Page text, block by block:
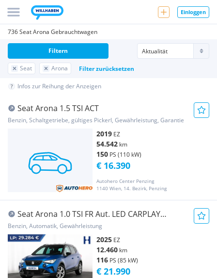
Einloggen
736 Seat Arona Gebrauchtwagen
Seat Arona Filter zurücksetzen
Filtern
Infos zur Reihung der Anzeigen
Seat Arona 1.5 TSI ACT
Benzin, Schaltgetriebe, gültiges Pickerl, Gewährleistung, Garantie
2019 EZ
54.542 km
150 PS (110 kW)
Autohero Center Penzing
1140 Wien, 14. Bezirk, Penzing
€ 16.390
Seat Arona 1.0 TSI FR Aut. LED CARPLAY
WENIG KM
Benzin, Automatik, Gewährleistung
2025 EZ
12.460 km
116 PS (85 kW)
€ 21.990